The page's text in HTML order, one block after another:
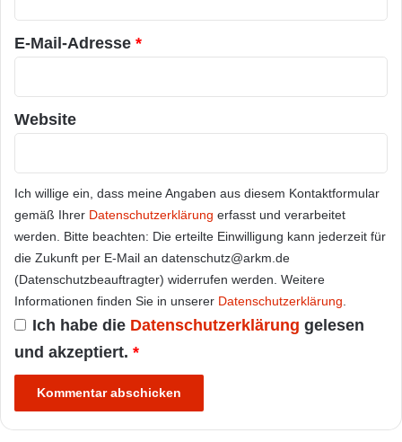
*
E-Mail-Adresse *
Website
Ich willige ein, dass meine Angaben aus diesem Kontaktformular
gemäß Ihrer Datenschutzerklärung erfasst und verarbeitet
werden. Bitte beachten: Die erteilte Einwilligung kann jederzeit für
die Zukunft per E-Mail an datenschutz@arkm.de
(Datenschutzbeauftragter) widerrufen werden. Weitere
Informationen finden Sie in unserer Datenschutzerklärung
Ich habe die Datenschutzerklärung gelesen
und akzeptiert. *